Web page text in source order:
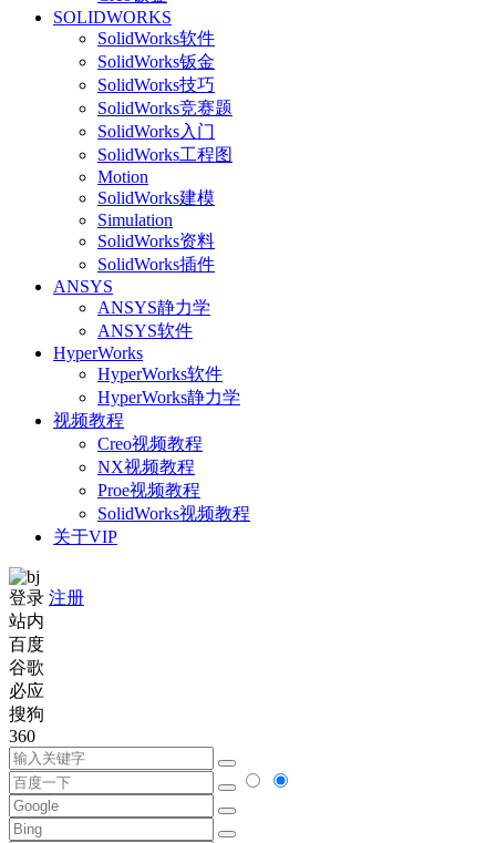
SOLIDWORKS
SolidWorks软件
SolidWorks钣金
SolidWorks技巧
SolidWorks竞赛题
SolidWorks入门
SolidWorks工程图
Motion
SolidWorks建模
Simulation
SolidWorks资料
SolidWorks插件
ANSYS
ANSYS静力学
ANSYS软件
HyperWorks
HyperWorks软件
HyperWorks静力学
视频教程
Creo视频教程
NX视频教程
Proe视频教程
SolidWorks视频教程
关于VIP
登录 注册
站内
百度
谷歌
必应
搜狗
360